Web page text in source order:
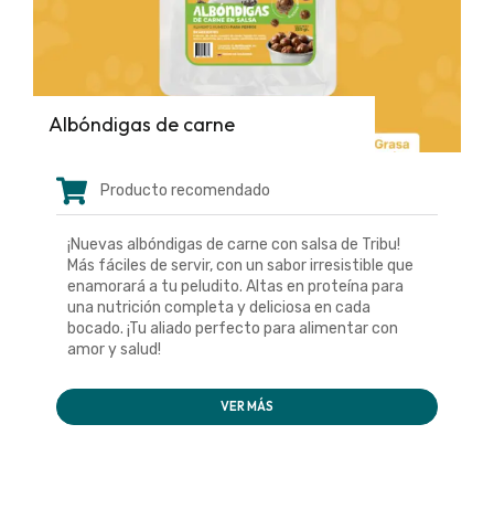
Albóndigas de carne
Producto recomendado
¡Nuevas albóndigas de carne con salsa de Tribu!
Más fáciles de servir, con un sabor irresistible que
enamorará a tu peludito. Altas en proteína para
una nutrición completa y deliciosa en cada
bocado. ¡Tu aliado perfecto para alimentar con
amor y salud!
VER MÁS